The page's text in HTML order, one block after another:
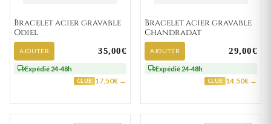
Bracelet acier gravable
Odiel
AJOUTER 35,00€
Expédié 24-48h
CLUB 17,50€ →
Bracelet acier gravable
Chandradat
AJOUTER 29,00€
Expédié 24-48h
CLUB 14,50€ →